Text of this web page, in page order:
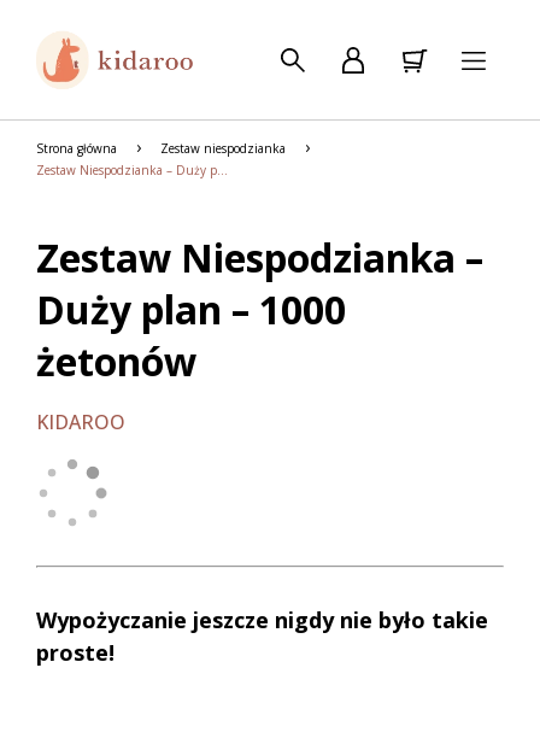
Strona główna
Zestaw niespodzianka
Zestaw Niespodzianka – Duży plan – 1000 żetonów
Zestaw Niespodzianka –
Duży plan – 1000
żetonów
KIDAROO
Wypożyczanie jeszcze nigdy nie było takie
proste!